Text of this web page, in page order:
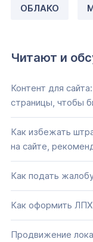
ОБЛАКО
Читают и
Контент для
страницы, чтобы
Как избежать
на сайте,
Как подать
Как оформить ЛПХ
Продвижение